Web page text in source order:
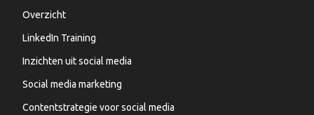
Overzicht
LinkedIn Training
Inzichten uit social media
Social media marketing
Contentstrategie voor social media